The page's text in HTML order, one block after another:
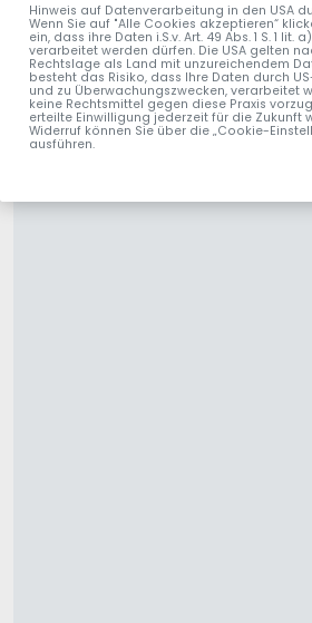
Hinweis auf Datenverarbeitung in den USA
Wenn Sie auf "Alle Cookies akzeptieren“
ein, dass ihre Daten i.S.v. Art. 49 Abs. 1 S. 1 lit.
verarbeitet werden dürfen. Die USA gelten
Rechtslage als Land mit unzureichendem
besteht das Risiko, dass Ihre Daten durch
und zu Überwachungszwecken, verarbeitet
keine Rechtsmittel gegen diese Praxis
erteilte Einwilligung jederzeit für die Zukunft
Widerruf können Sie über die „Cookie-
ausführen.